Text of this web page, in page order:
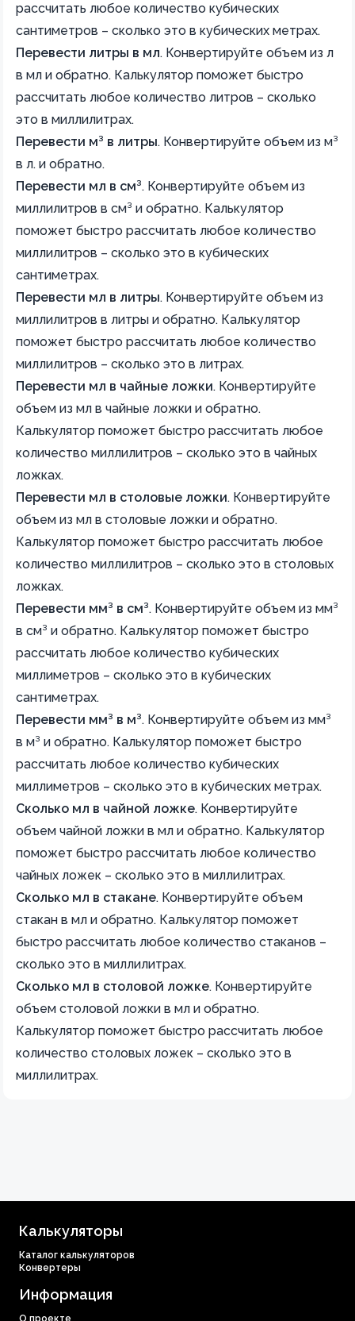
рассчитать любое количество кубических
сантиметров – сколько это в кубических метрах.
Перевести литры в мл. Конвертируйте объем из л
в мл и обратно. Калькулятор поможет быстро
рассчитать любое количество литров – сколько
это в миллилитрах.
Перевести м³ в литры. Конвертируйте объем из м³
в л. и обратно.
Перевести мл в см³. Конвертируйте объем из
миллилитров в см³ и обратно. Калькулятор
поможет быстро рассчитать любое количество
миллилитров – сколько это в кубических
сантиметрах.
Перевести мл в литры. Конвертируйте объем из
миллилитров в литры и обратно. Калькулятор
поможет быстро рассчитать любое количество
миллилитров – сколько это в литрах.
Перевести мл в чайные ложки. Конвертируйте
объем из мл в чайные ложки и обратно.
Калькулятор поможет быстро рассчитать любое
количество миллилитров – сколько это в чайных
ложках.
Перевести мл в столовые ложки. Конвертируйте
объем из мл в столовые ложки и обратно.
Калькулятор поможет быстро рассчитать любое
количество миллилитров – сколько это в столовых
ложках.
Перевести мм³ в cм³. Конвертируйте объем из мм³
в см³ и обратно. Калькулятор поможет быстро
рассчитать любое количество кубических
миллиметров – сколько это в кубических
сантиметрах.
Перевести мм³ в м³. Конвертируйте объем из мм³
в м³ и обратно. Калькулятор поможет быстро
рассчитать любое количество кубических
миллиметров – сколько это в кубических метрах.
Сколько мл в чайной ложке. Конвертируйте
объем чайной ложки в мл и обратно. Калькулятор
поможет быстро рассчитать любое количество
чайных ложек – сколько это в миллилитрах.
Сколько мл в стакане. Конвертируйте объем
стакан в мл и обратно. Калькулятор поможет
быстро рассчитать любое количество стаканов –
сколько это в миллилитрах.
Сколько мл в столовой ложке. Конвертируйте
объем столовой ложки в мл и обратно.
Калькулятор поможет быстро рассчитать любое
количество столовых ложек – сколько это в
миллилитрах.
Калькуляторы
Каталог калькуляторов
Конвертеры
Информация
О проекте